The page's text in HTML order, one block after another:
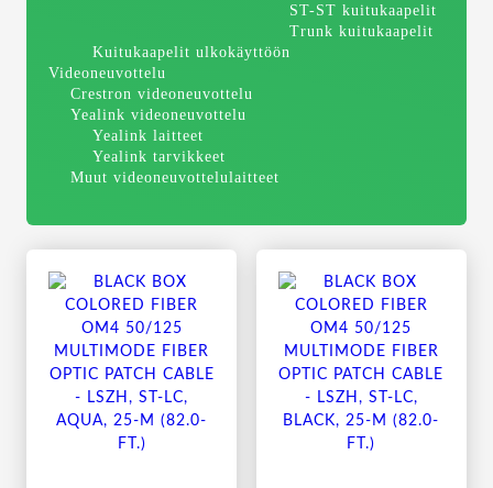
ST-ST kuitukaapelit
Trunk kuitukaapelit
Kuitukaapelit ulkokäyttöön
Videoneuvottelu
Crestron videoneuvottelu
Yealink videoneuvottelu
Yealink laitteet
Yealink tarvikkeet
Muut videoneuvottelulaitteet